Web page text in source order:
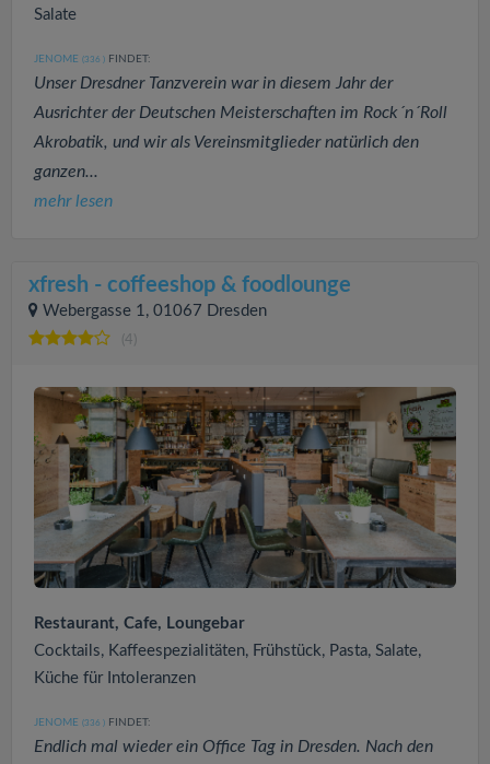
Salate
JENOME (336 ) FINDET:
Unser Dresdner Tanzverein war in diesem Jahr der
Ausrichter der Deutschen Meisterschaften im Rock´n´Roll
Akrobatik, und wir als Vereinsmitglieder natürlich den
ganzen...
mehr lesen
xfresh - coffeeshop & foodlounge
Webergasse 1, 01067 Dresden
(4)
Restaurant, Cafe, Loungebar
Cocktails, Kaffeespezialitäten, Frühstück, Pasta, Salate,
Küche für Intoleranzen
JENOME (336 ) FINDET:
Endlich mal wieder ein Office Tag in Dresden. Nach den